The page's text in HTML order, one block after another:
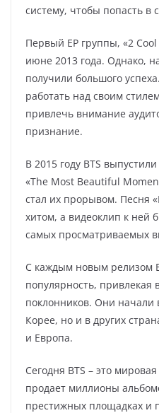
систему, чтобы попасть в
Первый EP группы, «2
июне 2013 года. Однако,
получили большого
работать над своим
привлечь внимание
признание.
В 2015 году BTS
«The Most Beautiful
стал их прорывом. Песня
хитом, а видеоклип к ней
самых просматриваемых
С каждым новым релизом
популярность, привлекая
поклонников. Они начали
Корее, но и в других
и Европа.
Сегодня BTS – это
продает миллионы
престижных площадках и